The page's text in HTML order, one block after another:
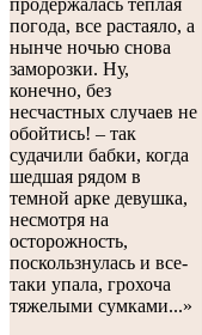
продержалась теплая
погода, все растаяло, а
нынче ночью снова
заморозки. Ну,
конечно, без
несчастных случаев не
обойтись! – так
судачили бабки, когда
шедшая рядом в
темной арке девушка,
несмотря на
осторожность,
поскользнулась и все-
таки упала, грохоча
тяжелыми сумками...»